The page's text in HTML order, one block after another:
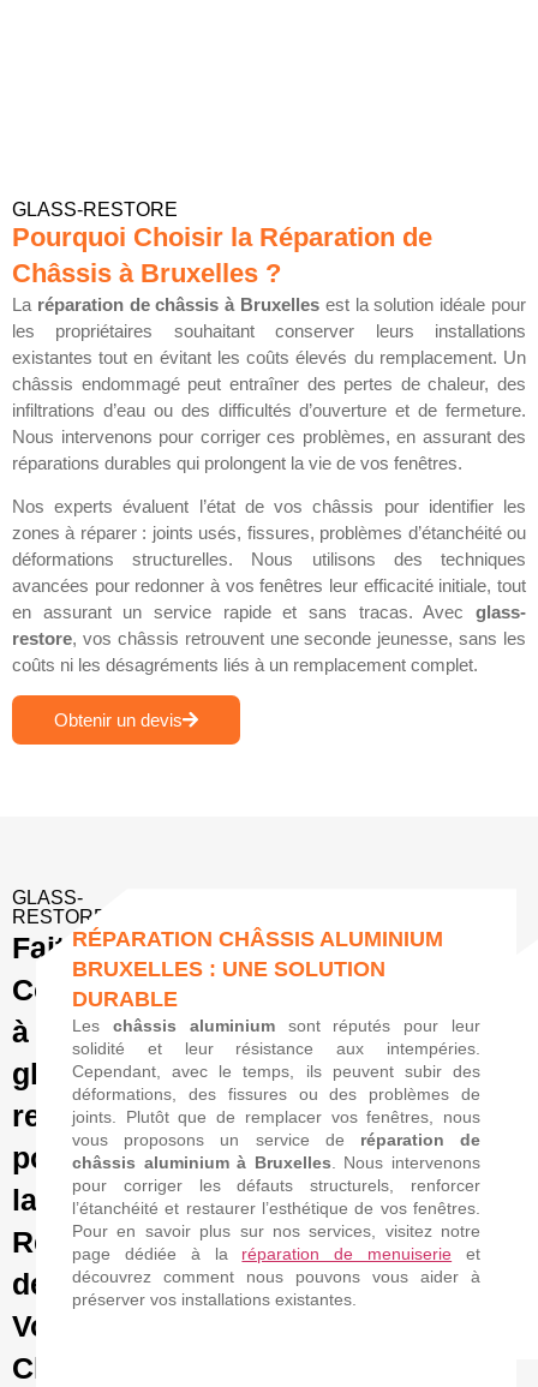
GLASS-RESTORE
Pourquoi Choisir la Réparation de
Châssis à Bruxelles ?
La réparation de châssis à Bruxelles est la solution idéale pour
les propriétaires souhaitant conserver leurs installations
existantes tout en évitant les coûts élevés du remplacement. Un
châssis endommagé peut entraîner des pertes de chaleur, des
infiltrations d’eau ou des difficultés d’ouverture et de fermeture.
Nous intervenons pour corriger ces problèmes, en assurant des
réparations durables qui prolongent la vie de vos fenêtres.
Nos experts évaluent l’état de vos châssis pour identifier les
zones à réparer : joints usés, fissures, problèmes d’étanchéité ou
déformations structurelles. Nous utilisons des techniques
avancées pour redonner à vos fenêtres leur efficacité initiale, tout
en assurant un service rapide et sans tracas. Avec glass-
restore, vos châssis retrouvent une seconde jeunesse, sans les
coûts ni les désagréments liés à un remplacement complet.
Obtenir un devis
GLASS-
RESTORE
Faites
Confiance
à
glass-
restore
pour
la
Réparation
de
Vos
Châssis
RÉPARATION CHÂSSIS ALUMINIUM
BRUXELLES : UNE SOLUTION
DURABLE
Les châssis aluminiumsont réputés pour leur
solidité et leur résistance aux intempéries.
Cependant, avec le temps, ils peuvent subir des
déformations, des fissures ou des problèmes de
joints. Plutôt que de remplacer vos fenêtres, nous
vous proposons un service de réparation de
châssis aluminium à Bruxelles. Nous intervenons
pour corriger les défauts structurels, renforcer
l’étanchéité et restaurer l’esthétique de vos fenêtres.
Pour en savoir plus sur nos services, visitez notre
page dédiée à la réparation de menuiserie et
découvrez comment nous pouvons vous aider à
préserver vos installations existantes.